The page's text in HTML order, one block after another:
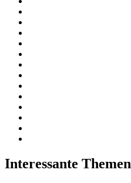
Interessante Themen